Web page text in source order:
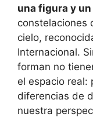
una figura y
constelaciones
cielo,
Internacional.
forman no
el espacio real:
diferencias de
nuestra